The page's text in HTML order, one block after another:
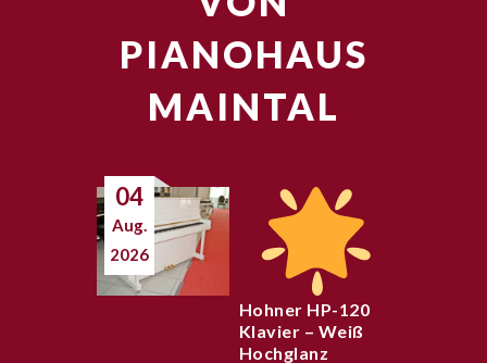
PIANOHAUS
MAINTAL
04
Aug.
2026
Hohner HP-120
Klavier – Weiß
Hochglanz